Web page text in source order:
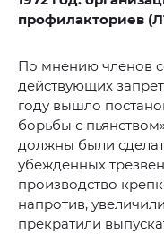
профилакториев
По мнению членов
действующих
году вышло
борьбы с
должны были
убежденных
производство
напротив,
прекратили